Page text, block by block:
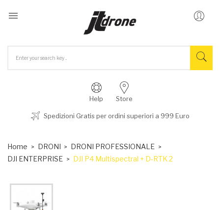

Help Store
Spedizioni Gratis per ordini superiori a 999 Euro
Home DRONI
DRONI PROFESSIONALE
DJI ENTERPRISE
DJI P4 Multispectral + D-RTK 2